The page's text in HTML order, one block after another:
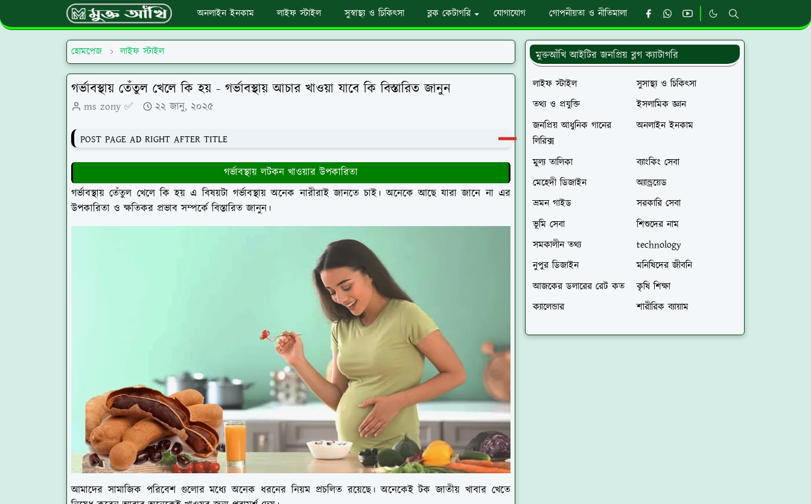
অনলাইন ইনকাম লাইফ স্টাইল সুস্বাস্থ্য ও চিকিৎসা ব্লক কেটাগরি যোগাযোগ গোপনীয়তা ও নীতিমালা
হোমপেজ লাইফ স্টাইল
গর্ভাবস্থায় তেঁতুল খেলে কি হয় - গর্ভাবস্থায় আচার খাওয়া যাবে কি বিস্তারিত জানুন
ms zony ✅ ২২ জানু, ২০২৫
POST PAGE AD RIGHT AFTER TITLE
গর্ভাবস্থায় লটকন খাওয়ার উপকারিতা
গর্ভাবস্থায় তেঁতুল খেলে কি হয় এ বিষয়টা গর্ভাবস্থায় অনেক নারীরাই জানতে চাই। অনেকে আছে যারা জানে না এর
উপকারিতা ও ক্ষতিকর প্রভাব সম্পর্কে বিস্তারিত জানুন।
আমাদের সামাজিক পরিবেশ গুলোর মধ্যে অনেক ধরনের নিয়ম প্রচলিত রয়েছে। অনেকেই টক জাতীয় খাবার খেতে
মুক্তআঁখি আইটির জনপ্রিয় ব্লগ ক্যাটাগরি
লাইফ স্টাইল
সুসাস্থ্য ও চিকিৎসা
তথ্য ও প্রযুক্তি
ইসলামিক জ্ঞান
জনপ্রিয় আধুনিক গানের
লিরিক্স
অনলাইন ইনকাম
মুল্য তালিকা
ব্যাংকিং সেবা
মেহেদী ডিজাইন
অ্যান্ড্রয়েড
ভ্রমন গাইড
সরকারি সেবা
ভূমি সেবা
শিশুদের নাম
সমকালীন তথ্য
technology
নুপুর ডিজাইন
মনিষিদের জীবনি
আজকের ডলারের রেট কত
কৃষি শিক্ষা
ক্যালেন্ডার
শারীরিক ব্যায়াম